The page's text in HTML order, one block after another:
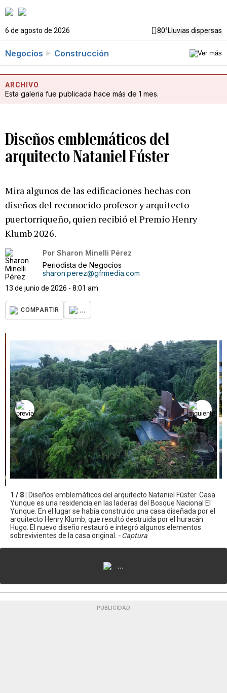
6 de agosto de 2026 80°Lluvias dispersas
Negocios Construcción
ARCHIVO
Esta galeria fue publicada hace más de 1 mes.
Diseños emblemáticos del
arquitecto Nataniel Fúster
Mira algunos de las edificaciones hechas con
diseños del reconocido profesor y arquitecto
puertorriqueño, quien recibió el Premio Henry
Klumb 2026.
Por Sharon Minelli Pérez
Periodista de Negocios
sharon.perez@gfrmedia.com
13 de junio de 2026 - 8:01 am
COMPARTIR ...
1 / 8 |
Diseños emblemáticos del arquitecto Nataniel Fúster. Casa
Yunque es una residencia en las laderas del Bosque Nacional El
Yunque. En el lugar se había construido una casa diseñada por el
arquitecto Henry Klumb, que resultó destruida por el huracán
Hugo. El nuevo diseño restauró e integró algunos elementos
sobrevivientes de la casa original. - Captura
...
PUBLICIDAD